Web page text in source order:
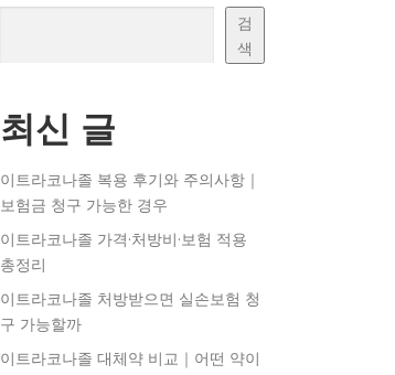
검
색
최신 글
이트라코나졸 복용 후기와 주의사항｜
보험금 청구 가능한 경우
이트라코나졸 가격·처방비·보험 적용
총정리
이트라코나졸 처방받으면 실손보험 청
구 가능할까
이트라코나졸 대체약 비교｜어떤 약이